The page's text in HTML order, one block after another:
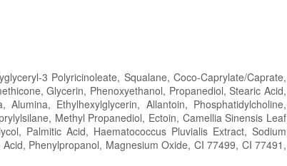
3 Polyricinoleate, Squalane, Coco-Caprylate/Caprate,
Glycerin, Phenoxyethanol, Propanediol, Stearic Acid,
Ethylhexylglycerin, Allantoin, Phosphatidylcholine,
Methyl Propanediol, Ectoin, Camellia Sinensis Leaf
Palmitic Acid, Haematococcus Pluvialis Extract, Sodium
Phenylpropanol, Magnesium Oxide, CI 77499, CI 77491,